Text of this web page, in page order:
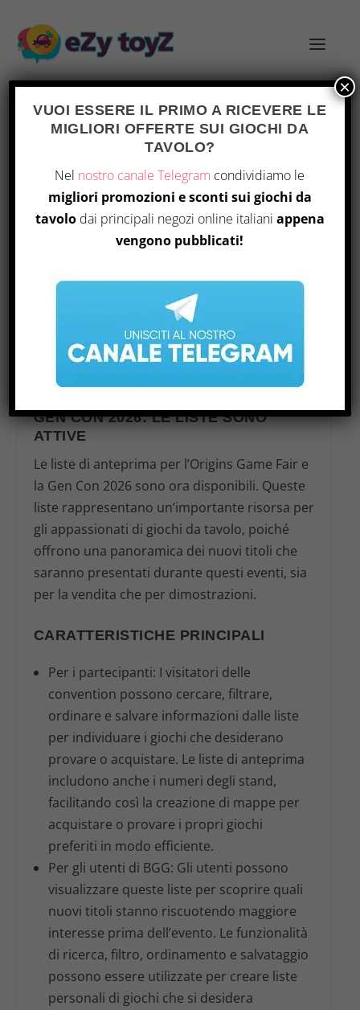
GEN CON 2026 DISPONIBILE
Inserito da |
GEN CON 2026: LE LISTE SONO
ATTIVE
Le liste di anteprima per l’Origins Game Fair e
la Gen Con 2026 sono ora disponibili. Queste
liste rappresentano un’importante risorsa per
gli appassionati di giochi da tavolo, poiché
offrono una panoramica dei nuovi titoli che
saranno presentati durante questi eventi, sia
per la vendita che per dimostrazioni.
CARATTERISTICHE PRINCIPALI
Per i partecipanti: I visitatori delle
convention possono cercare, filtrare,
ordinare e salvare informazioni dalle liste
per individuare i giochi che desiderano
provare o acquistare. Le liste di anteprima
includono anche i numeri degli stand,
facilitando così la creazione di mappe per
acquistare o provare i propri giochi
preferiti in modo efficiente.
Per gli utenti di BGG: Gli utenti possono
visualizzare queste liste per scoprire quali
nuovi titoli stanno riscuotendo maggiore
interesse prima dell’evento. Le funzionalità
di ricerca, filtro, ordinamento e salvataggio
possono essere utilizzate per creare liste
personali di giochi che si desidera
VUOI ESSERE IL PRIMO A RICEVERE LE
MIGLIORI OFFERTE SUI GIOCHI DA
TAVOLO?
Nel nostro canale Telegram condividiamo le
migliori promozioni e sconti sui giochi da
tavolo dai principali negozi online italiani appena
vengono pubblicati!
×